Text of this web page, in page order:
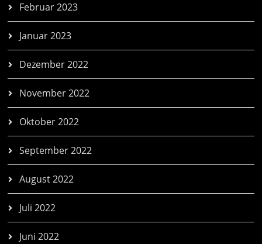
Februar 2023
Januar 2023
Dezember 2022
November 2022
Oktober 2022
September 2022
August 2022
Juli 2022
Juni 2022